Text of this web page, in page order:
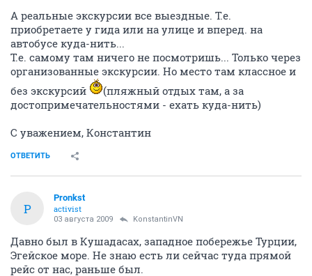
А реальные экскурсии все выездные. Т.е.
приобретаете у гида или на улице и вперед. на
автобусе куда-нить...
Т.е. самому там ничего не посмотришь... Только через
организованные экскурсии. Но место там классное и
без экскурсий
(пляжный отдых там, а за
достопримечательностями - ехать куда-нить)
С уважением, Константин
ОТВЕТИТЬ
P
Pronkst
activist
03 августа 2009 KonstantinVN
Давно был в Кушадасах, западное побережье Турции,
Эгейское море. Не знаю есть ли сейчас туда прямой
рейс от нас, раньше был.